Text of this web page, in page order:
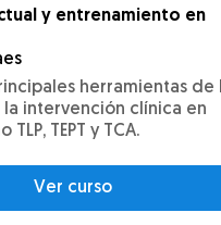
y entrenamiento en
herramientas de
la intervención clínica en
TEPT y TCA.
Ver curso